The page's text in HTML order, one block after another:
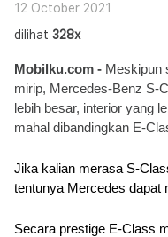
12 October 2021
dilihat 328x
Mobilku.com - Meskipun
mirip, Mercedes-Benz S-
lebih besar, interior yang
mahal dibandingkan E-
Jika kalian merasa S-
tentunya Mercedes dapat
Secara prestige E-Class